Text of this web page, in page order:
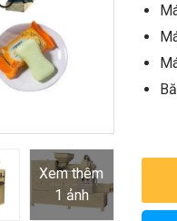
Xem thêm
1 ảnh